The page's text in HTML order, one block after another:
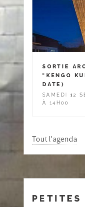
SORTIE
"KENGO
DATE)
SAMEDI 12
À 14H00
Tout l'agenda
PETITES